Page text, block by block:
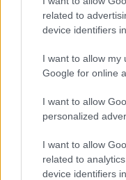
related to
device identifiers
I want to allow my
Google for online
I want to allow
personalized
I want to allow
related to
device identifiers
o
o
k
r st
un ferito
Sangue,
Delta